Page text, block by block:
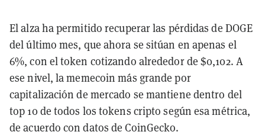
El alza ha permitido recuperar las pérdidas de DOGE
del último mes, que ahora se sitúan en apenas el
6%, con el token cotizando alrededor de $0,102. A
ese nivel, la memecoin más grande por
capitalización de mercado se mantiene dentro del
top 10 de todos los tokens cripto según esa métrica,
de acuerdo con datos de CoinGecko.